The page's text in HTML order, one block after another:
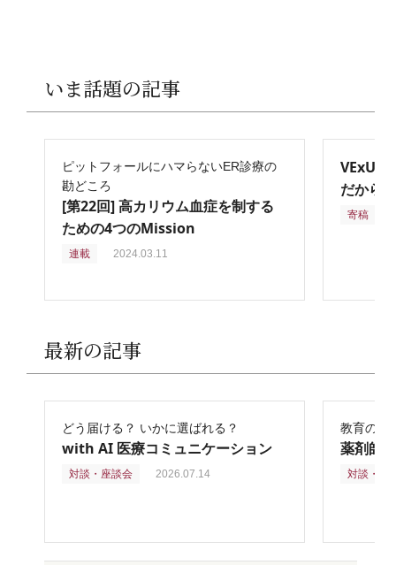
いま話題の記事
ピットフォールにハマらないER診療の
勘どころ
[第22回] 高カリウム血症を制する
ための4つのMission
連載 2024.03.11
VExUS
だから
寄稿
最新の記事
どう届ける？ いかに選ばれる？
with AI 医療コミュニケーション
対談・座談会 2026.07.14
教育の再
薬剤師
対談・座